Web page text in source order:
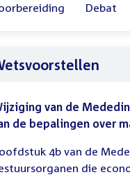
Voltooid:
Debat
van de
de bepalingen over
4b van de
die